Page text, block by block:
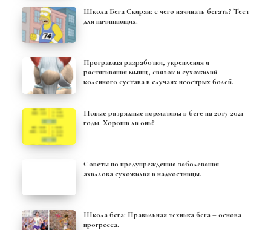
Школа Бега Скиран: с чего начинать бегать? Тест
для начинающих.
Программа разработки, укрепления и
растягивания мышц, связок и сухожилий
коленного сустава в случаях неострых болей.
Новые разрядные нормативы в беге на 2017-2021
годы. Хороши ли они?
Советы по предупреждению заболевания
ахиллова сухожилия и надкостницы.
Школа бега: Правильная техника бега – основа
прогресса.